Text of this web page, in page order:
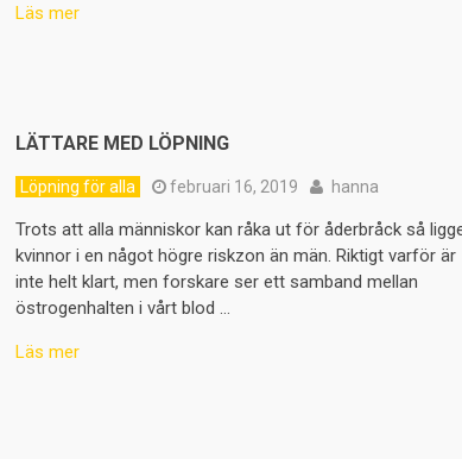
Läs mer
LÄTTARE MED LÖPNING
Löpning för alla februari 16, 2019 hanna
Trots att alla människor kan råka ut för åderbråck så
kvinnor i en något högre riskzon än män. Riktigt varför är
inte helt klart, men forskare ser ett samband mellan
östrogenhalten i vårt blod …
Läs mer